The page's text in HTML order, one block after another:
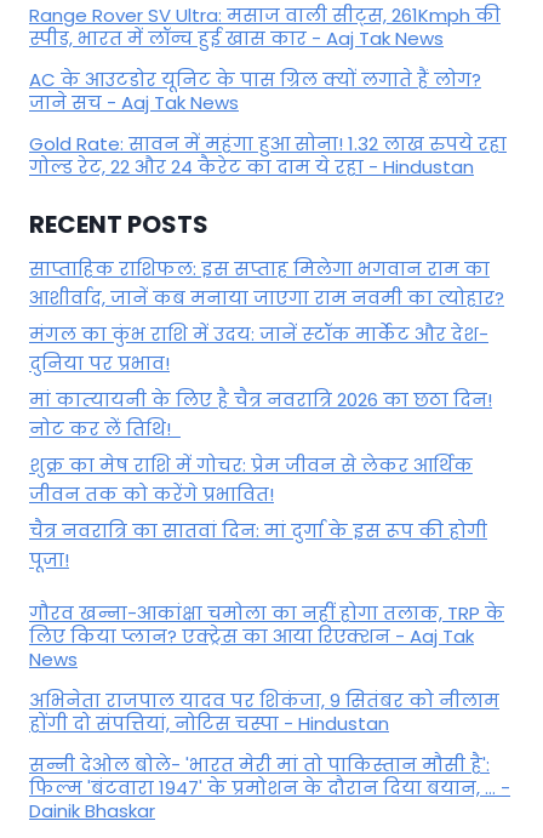
Range Rover SV Ultra: मसाज वाली सीट्स, 261Kmph की
स्पीड, भारत में लॉन्च हुई खास कार - Aaj Tak News
AC के आउटडोर यूनिट के पास ग्रिल क्यों लगाते हैं लोग?
जाने सच - Aaj Tak News
Gold Rate: सावन में महंगा हुआ सोना! 1.32 लाख रुपये रहा
गोल्ड रेट, 22 और 24 कैरेट का दाम ये रहा - Hindustan
RECENT POSTS
साप्ताहिक राशिफल: इस सप्ताह मिलेगा भगवान राम का
आशीर्वाद, जानें कब मनाया जाएगा राम नवमी का त्योहार?
मंगल का कुंभ राशि में उदय: जानें स्‍टॉक मार्केट और देश-
दुनिया पर प्रभाव!
मां कात्‍यायनी के लिए है चैत्र नवरात्रि 2026 का छठा दिन!
नोट कर लें तिथि!
शुक्र का मेष राशि में गोचर: प्रेम जीवन से लेकर आर्थिक
जीवन तक को करेंगे प्रभावित!
चैत्र नवरात्रि का सातवां दिन: मां दुर्गा के इस रूप की होगी
पूजा!
गौरव खन्ना-आकांक्षा चमोला का नहीं होगा तलाक, TRP के
लिए किया प्लान? एक्ट्रेस का आया रिएक्शन - Aaj Tak
News
अभिनेता राजपाल यादव पर शिकंजा, 9 सितंबर को नीलाम
होंगी दो संपत्तियां, नोटिस चस्पा - Hindustan
सन्नी देओल बोले- 'भारत मेरी मां तो पाकिस्तान मौसी है':
फिल्म 'बंटवारा 1947' के प्रमोशन के दौरान दिया बयान, ... -
Dainik Bhaskar